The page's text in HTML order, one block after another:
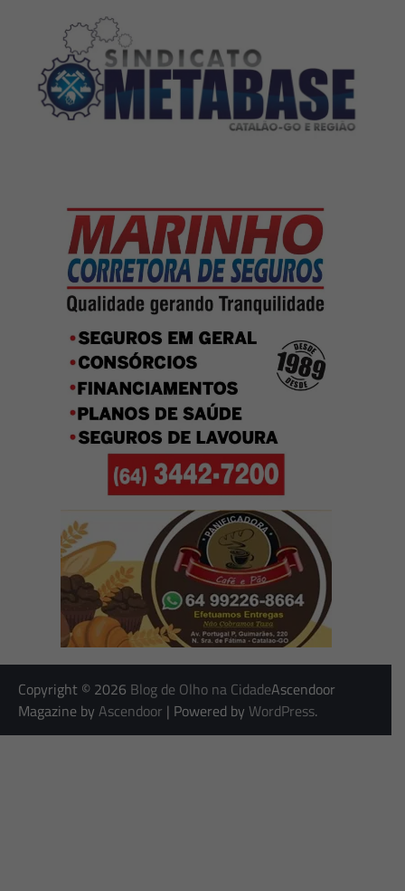
Copyright © 2026 Blog de Olho na CidadeAscendoor
Magazine by Ascendoor | Powered by WordPress.